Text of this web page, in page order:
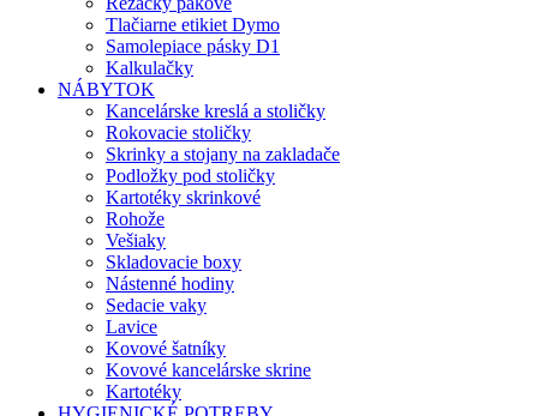
Tlačiarne etikiet Dymo
Samolepiace pásky D1
Kalkulačky
NÁBYTOK
Kancelárske kreslá a stoličky
Rokovacie stoličky
Skrinky a stojany na zakladače
Podložky pod stoličky
Kartotéky skrinkové
Rohože
Vešiaky
Skladovacie boxy
Nástenné hodiny
Sedacie vaky
Lavice
Kovové šatníky
Kovové kancelárske skrine
Kartotéky